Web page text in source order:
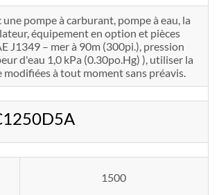
pompe à carburant, pompe à eau, la
équipement en option et pièces
J1349 – mer à 90m (300pi.), pression
d'eau 1,0 kPa (0.30po.Hg) ), utiliser la
à tout moment sans préavis.
1500